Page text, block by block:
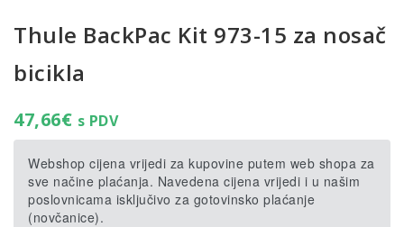
Thule BackPac Kit 973-15 za nosač
bicikla
47,66€ s PDV
Webshop cijena vrijedi za kupovine putem web shopa za
sve načine plaćanja. Navedena cijena vrijedi i u našim
poslovnicama isključivo za gotovinsko plaćanje
(novčanice).